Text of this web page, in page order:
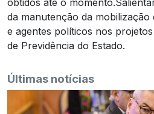
obtidos até o momento.
da manutenção da
e agentes políticos nos
de Previdência do Estado.
Últimas notícias